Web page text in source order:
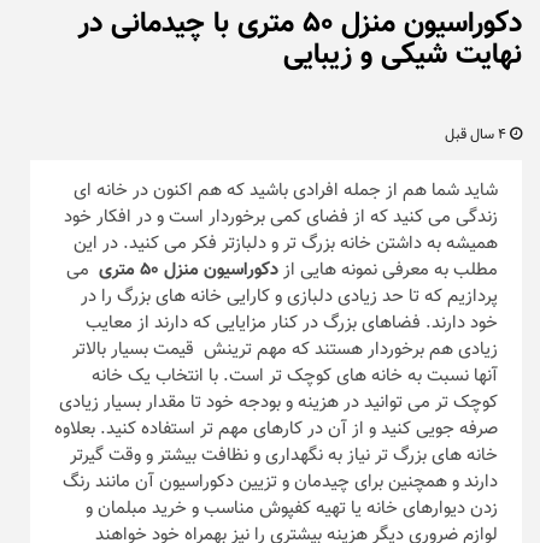
دکوراسیون منزل ۵۰ متری با چیدمانی در
نهایت شیکی و زیبایی
شاید شما هم از جمله افرادی باشید که هم اکنون در خانه ای
زندگی می کنید که از فضای کمی برخوردار است و در افکار خود
همیشه به داشتن خانه بزرگ تر و دلبازتر فکر می کنید. در این
مطلب به معرفی نمونه هایی ازدکوراسیون منزل ۵۰ متری
می
پردازیم که تا حد زیادی دلبازی و کارایی خانه های بزرگ را در
خود دارند. فضاهای بزرگ در کنار مزایایی که دارند از معایب
زیادی هم برخوردار هستند که مهم ترینش قیمت بسیار بالاتر
آنها نسبت به خانه های کوچک تر است. با انتخاب یک خانه
کوچک تر می توانید در هزینه و بودجه خود تا مقدار بسیار زیادی
صرفه جویی کنید و از آن در کارهای مهم تر استفاده کنید. بعلاوه
خانه های بزرگ تر نیاز به نگهداری و نظافت بیشتر و وقت گیرتر
دارند و همچنین برای چیدمان و تزیین دکوراسیون آن مانند رنگ
زدن دیوارهای خانه یا تهیه کفپوش مناسب و خرید مبلمان و
لوازم ضروری دیگر هزینه بیشتری را نیز بهمراه خود خواهند